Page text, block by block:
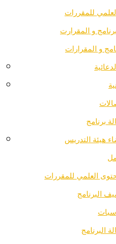
للمقررات
و المقرارت
و المقرارات
برنامج
هيئة التدريس
العلمي للمقررات
البرنامج
البرنامج